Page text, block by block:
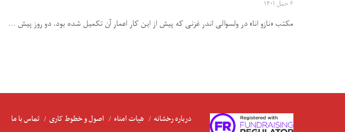
۶ حمل ۱۴۰۱
مکتب «نازو انا» در ولسوالی اندر غزنی که پیش از این کار اعمار آن تکمیل شده بود، دو روز پیش ...
درباره رخشانه هیات امناء اصول و خطوط کاری تماس با ما